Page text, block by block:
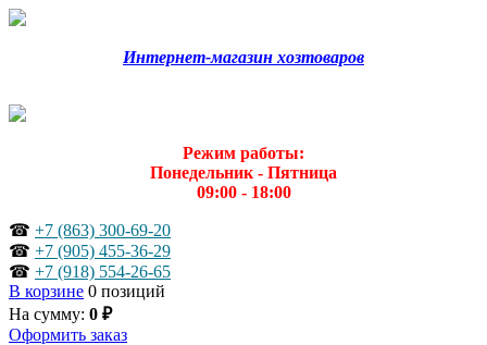
Интернет-магазин хозтоваров
Режим работы:
Понедельник - Пятница
09:00 - 18:00
☎ +7 (863) 300-69-20
☎ +7 (905) 455-36-29
☎ +7 (918) 554-26-65
В корзине 0 позиций
На сумму: 0 ₽
Оформить заказ